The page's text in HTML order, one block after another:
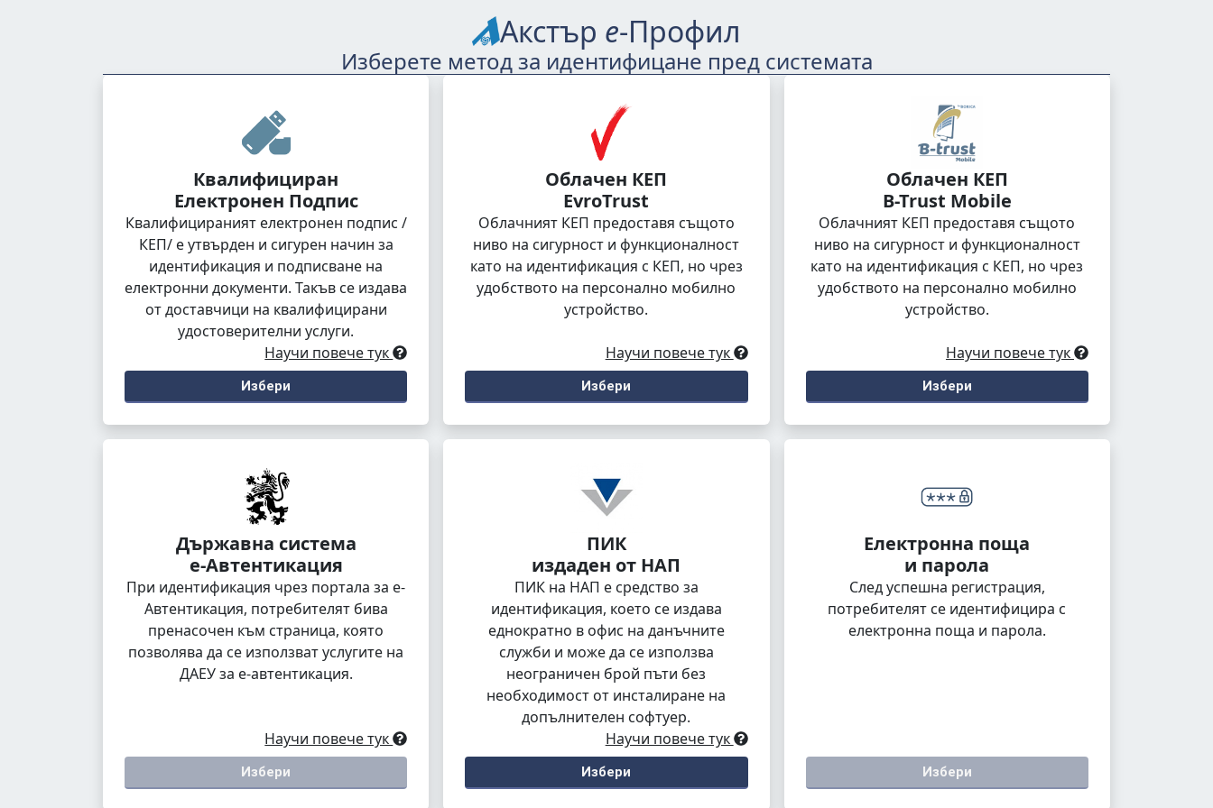
Акстър е-Профил
Изберете метод за идентифицане пред системата
Квалифициран
Електронен Подпис
Квалифицираният електронен подпис /
КЕП/ е утвърден и сигурен начин за
идентификация и подписване на
електронни документи. Такъв се издава
от доставчици на квалифицирани
удостоверителни услуги.
Научи повече тук
Избери
Облачен КЕП
EvroTrust
Облачният КЕП предоставя същото
ниво на сигурност и функционалност
като на идентификация с КЕП, но чрез
удобството на персонално мобилно
устройство.
Научи повече тук
Избери
Облачен КЕП
B-Trust Mobile
Облачният КЕП предоставя същото
ниво на сигурност и функционалност
като на идентификация с КЕП, но чрез
удобството на персонално мобилно
устройство.
Научи повече тук
Избери
Държавна система
е-Автентикация
При идентификация чрез портала за е-
Автентикация, потребителят бива
пренасочен към страница, която
позволява да се използват услугите на
ДАЕУ за е-автентикация.
Научи повече тук
Избери
ПИК
издаден от НАП
ПИК на НАП е средство за
идентификация, което се издава
еднократно в офис на данъчните
служби и може да се използва
неограничен брой пъти без
необходимост от инсталиране на
допълнителен софтуер.
Научи повече тук
Избери
Електронна поща
и парола
След успешна регистрация,
потребителят се идентифицира с
електронна поща и парола.
Избери